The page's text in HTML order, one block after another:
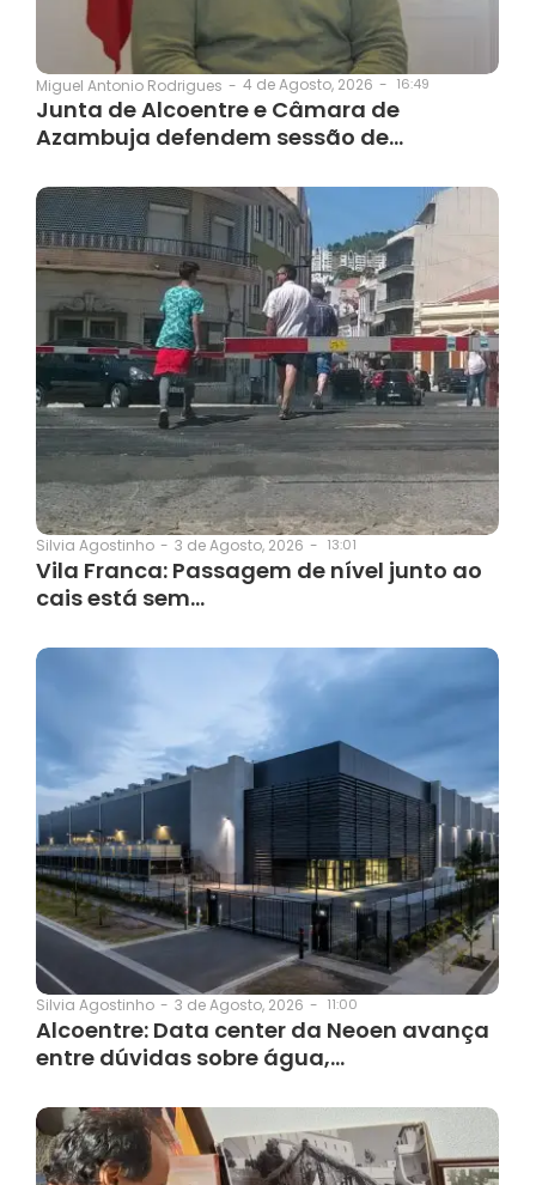
Miguel Antonio Rodrigues - 4 de Agosto, 2026 - 16:49
Junta de Alcoentre e Câmara de
Azambuja defendem sessão de…
Silvia Agostinho - 3 de Agosto, 2026 - 13:01
Vila Franca: Passagem de nível junto ao
cais está sem…
Silvia Agostinho - 3 de Agosto, 2026 - 11:00
Alcoentre: Data center da Neoen avança
entre dúvidas sobre água,…